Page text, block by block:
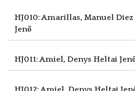
HJ010: Amarillas, Manuel Diez
Jenő
HJ011: Amiel, Denys Heltai